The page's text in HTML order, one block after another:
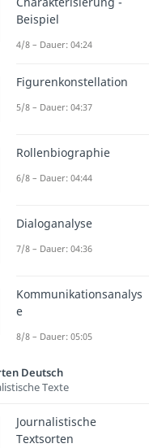
was in einem
passiert, so einfach
Aufbau
Dramatische Texte
direkt an ihrem
Aufbau: Die
wird mithilfe von
abgeschlossene
gegliedert. Ein Akt
mehreren
Beispiel
4/8 – Dauer: 04:24
Figurenkonstellation
5/8 – Dauer: 04:37
Rollenbiographie
6/8 – Dauer: 04:44
Dialoganalyse
7/8 – Dauer: 04:36
Kommunikationsanalys
e
8/8 – Dauer: 05:05
Deutsch
Texte
Journalistische
Textsorten